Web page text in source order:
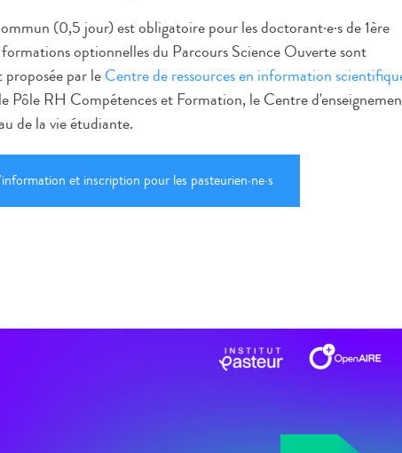
(0,5 jour) est obligatoire pour les doctorant·e·s de 1ère
formations optionnelles du Parcours Science Ouverte sont
proposée par leCentre de ressources en information
Pôle RH Compétences et Formation, le Centre
de la vie étudiante.
et inscription pour les pasteurien·ne·s